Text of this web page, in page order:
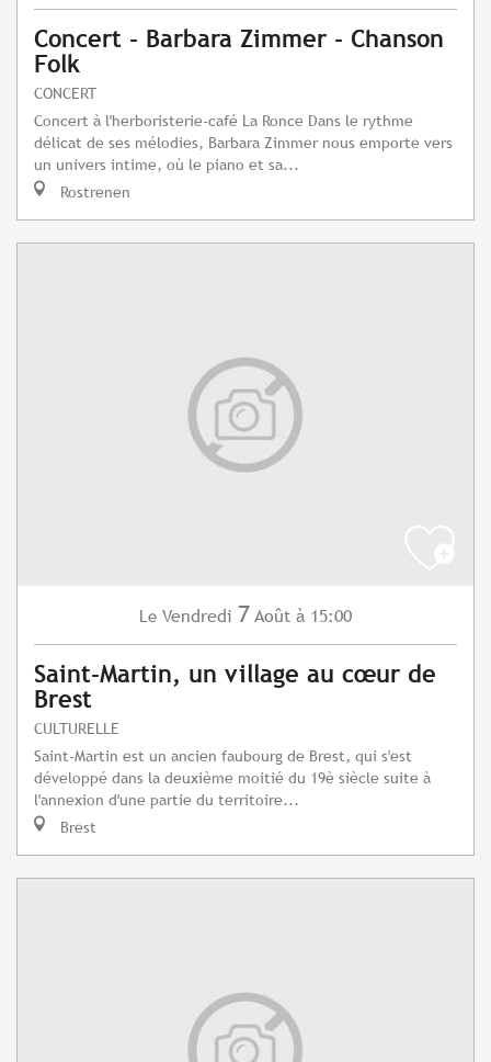
Concert - Barbara Zimmer - Chanson
Folk
CONCERT
Concert à l'herboristerie-café La Ronce Dans le rythme
délicat de ses mélodies, Barbara Zimmer nous emporte vers
un univers intime, où le piano et sa...
Rostrenen
Le Vendredi 7 Août à 15:00
Saint-Martin, un village au cœur de
Brest
CULTURELLE
Saint-Martin est un ancien faubourg de Brest, qui s'est
développé dans la deuxième moitié du 19è siècle suite à
l'annexion d'une partie du territoire...
Brest